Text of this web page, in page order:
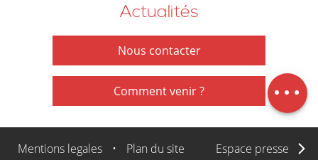
Tarifs
Carte
Actualités
Nous contacter
Comment venir ?
Mentions legales • Plan du site Espace presse